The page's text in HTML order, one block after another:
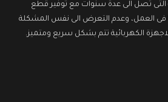
التى تصل الى عدة سنوات مع توفير قطع
فى العمل، وعدم التعرض الى نفس المشكلة
الكهربائية تتم بشكل سريع ومتميز.